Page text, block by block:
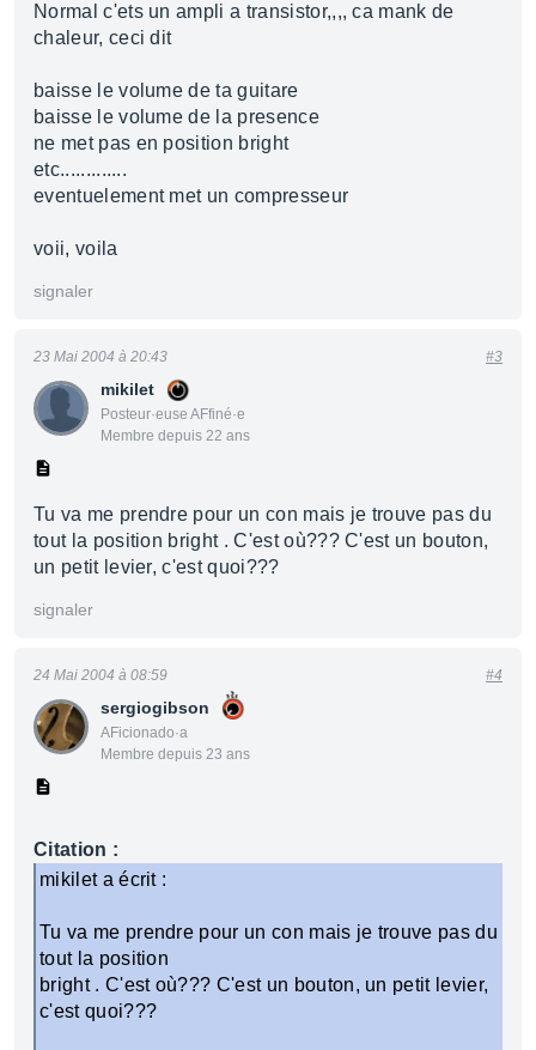
Normal c'ets un ampli a transistor,,,, ca mank de
chaleur, ceci dit
baisse le volume de ta guitare
baisse le volume de la presence
ne met pas en position bright
etc.............
eventuelement met un compresseur
voii, voila
signaler
mikilet
Posteur·euse AFfiné·e
Membre depuis 22 ans
23 Mai 2004 à 20:43 #3
Tu va me prendre pour un con mais je trouve pas du
tout la position bright . C'est où??? C'est un bouton,
un petit levier, c'est quoi???
signaler
sergiogibson
AFicionado·a
Membre depuis 23 ans
24 Mai 2004 à 08:59 #4
Citation :
mikilet a écrit :
Tu va me prendre pour un con mais je trouve pas du
tout la position
bright . C'est où??? C'est un bouton, un petit levier,
c'est quoi???